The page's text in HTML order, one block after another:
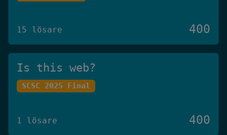
15 lösare 400
Is this web?
SCSC 2025 Final
1 lösare 400